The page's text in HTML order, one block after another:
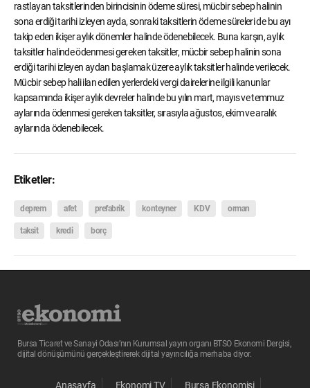
rastlayan taksitlerinden birincisinin ödeme süresi, mücbir sebep halinin
sona erdiği tarihi izleyen ayda, sonraki taksitlerin ödeme süreleri de bu ayı
takip eden ikişer aylık dönemler halinde ödenebilecek. Buna karşın, aylık
taksitler halinde ödenmesi gereken taksitler, mücbir sebep halinin sona
erdiği tarihi izleyen aydan başlamak üzere aylık taksitler halinde verilecek.
Mücbir sebep hali ilan edilen yerlerdeki vergi dairelerine ilgili kanunlar
kapsamında ikişer aylık devreler halinde bu yılın mart, mayıs ve temmuz
aylarında ödenmesi gereken taksitler, sırasıyla ağustos, ekim ve aralık
aylarında ödenebilecek.
Etiketler:
deprem afet prefabrik konteyner KDV orman
taksit kredi borç
Bursa Ticaret ve Sanayi Odası’nın Kurumsal yayın organı BTSO Ekonomi Dergisi,
dijital dönüşümünü gerçekleştirerek dijital yayıncılığa merhaba diyor.
Anasayfa Ekonomi TV Bursa Ekonomisi